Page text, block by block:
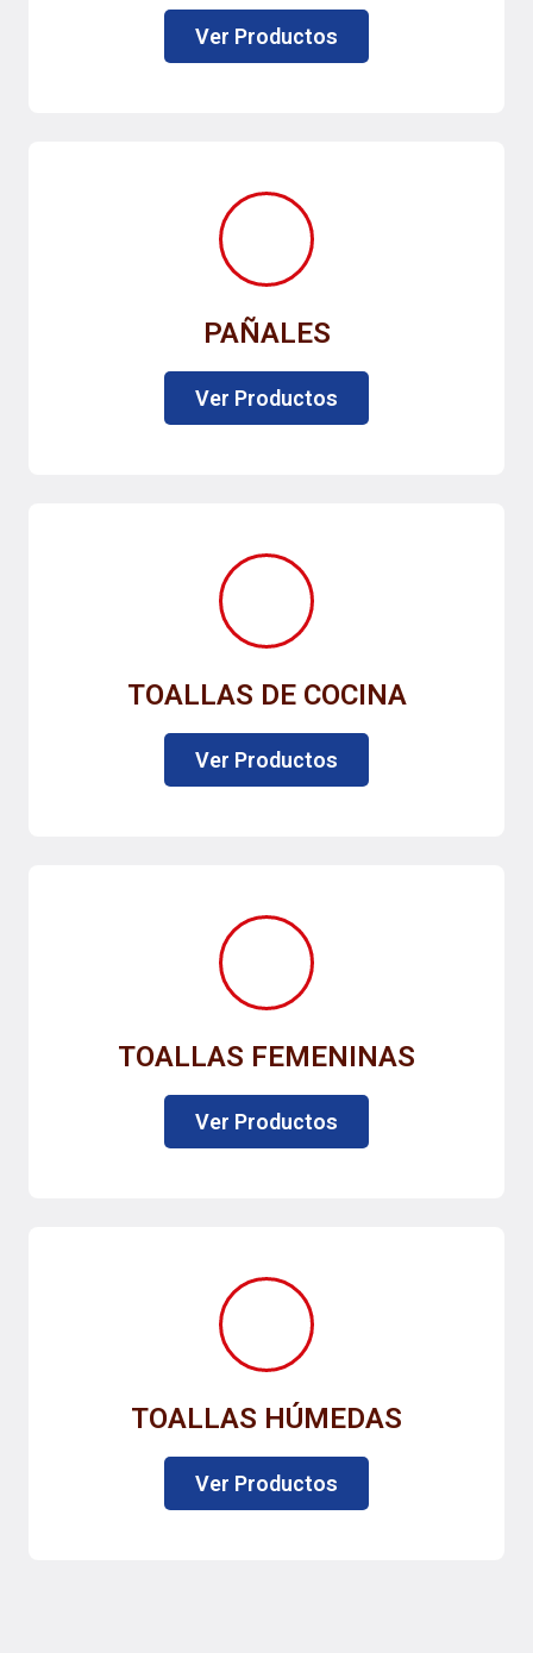
Ver Productos
PAÑALES
Ver Productos
TOALLAS DE COCINA
Ver Productos
TOALLAS FEMENINAS
Ver Productos
TOALLAS HÚMEDAS
Ver Productos